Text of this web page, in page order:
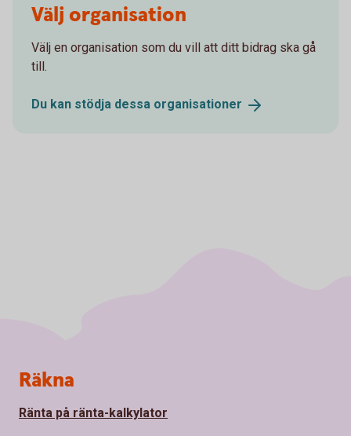
Välj organisation
Välj en organisation som du vill att ditt bidrag ska gå
till.
Du kan stödja dessa organisationer
Sidfot
Räkna
Ränta på ränta-kalkylator